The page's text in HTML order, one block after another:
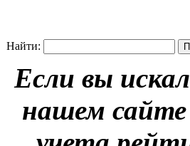
Найти:
Если вы
нашем сайте